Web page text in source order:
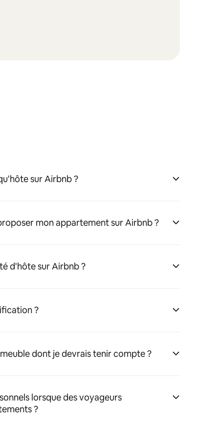
sur Airbnb ?
mon appartement sur Airbnb ?
d'hôte sur Airbnb ?
?
dont je devrais tenir compte ?
lorsque des voyageurs
?